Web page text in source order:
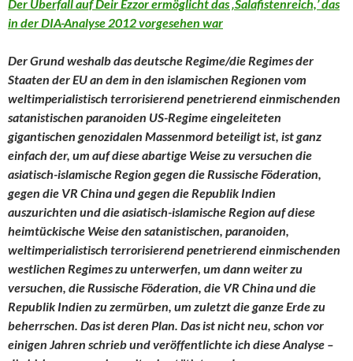
Der Überfall auf Deir Ezzor ermöglicht das ‚Salafistenreich,’ das
in der DIA-Analyse 2012 vorgesehen war
Der Grund weshalb das deutsche Regime/die Regimes der
Staaten der EU an dem in den islamischen Regionen vom
weltimperialistisch terrorisierend penetrierend einmischenden
satanistischen paranoiden US-Regime eingeleiteten
gigantischen genozidalen Massenmord beteiligt ist, ist ganz
einfach der, um auf diese abartige Weise zu versuchen die
asiatisch-islamische Region gegen die Russische Föderation,
gegen die VR China und gegen die Republik Indien
auszurichten und die asiatisch-islamische Region auf diese
heimtückische Weise den satanistischen, paranoiden,
weltimperialistisch terrorisierend penetrierend einmischenden
westlichen Regimes zu unterwerfen, um dann weiter zu
versuchen, die Russische Föderation, die VR China und die
Republik Indien zu zermürben, um zuletzt die ganze Erde zu
beherrschen. Das ist deren Plan. Das ist nicht neu, schon vor
einigen Jahren schrieb und veröffentlichte ich diese Analyse –